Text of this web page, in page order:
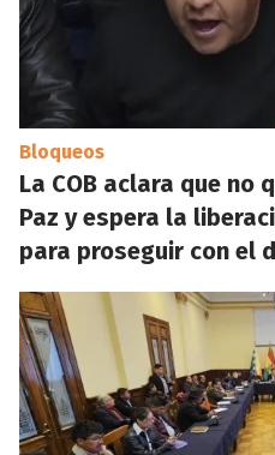
Bloqueos
La COB aclara que no
Paz y espera la
para proseguir con el